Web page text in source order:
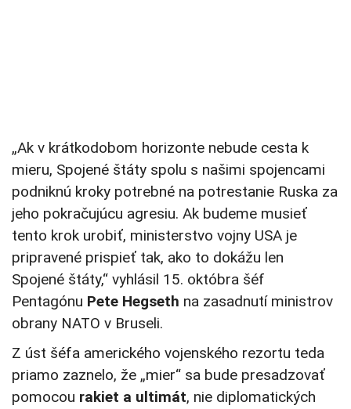
„Ak v krátkodobom horizonte nebude cesta k
mieru, Spojené štáty spolu s našimi spojencami
podniknú kroky potrebné na potrestanie Ruska za
jeho pokračujúcu agresiu. Ak budeme musieť
tento krok urobiť, ministerstvo vojny USA je
pripravené prispieť tak, ako to dokážu len
Spojené štáty,“ vyhlásil 15. októbra šéf
Pentagónu Pete Hegseth na zasadnutí ministrov
obrany NATO v Bruseli.
Z úst šéfa amerického vojenského rezortu teda
priamo zaznelo, že „mier“ sa bude presadzovať
pomocou rakiet a ultimát, nie diplomatických